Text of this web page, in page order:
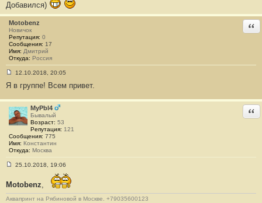
о
б
щ
е
н
и
е
#
1
Добавился)
Motobenz
Новичок
Репутация: 0
Сообщения: 17
Имя: Дмитрий
Откуда: Россия
о
б
щ
е
н
и
е
#
1
12.10.2018, 20:05
Я в группе! Всем привет.
MyPbl4
Бывалый
Возраст: 53
Репутация: 121
Сообщения: 775
Имя: Константин
Откуда: Москва
о
щ
25.10.2018, 19:06
Motobenz,
Аквапринт на Рябиновой в Москве. +79035600123